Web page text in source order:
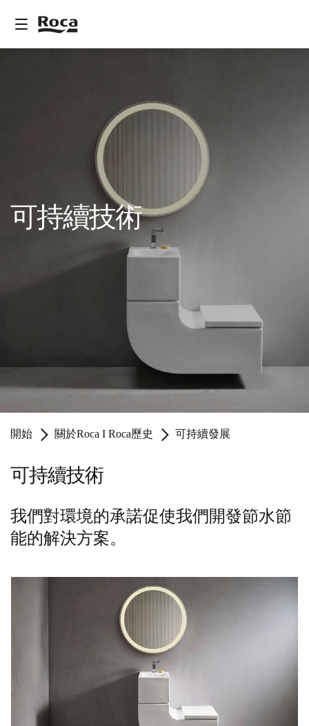
可持續技術
開始 關於Roca I Roca歷史 可持續發展
可持續技術
我們對環境的承諾促使我們開發節水節
能的解決方案。